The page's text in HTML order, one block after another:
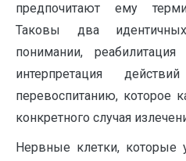
предпочитают ему
Таковы два
понимании,
интерпретация
перевоспитанию, которое
конкретного случая
Нервные клетки, которые